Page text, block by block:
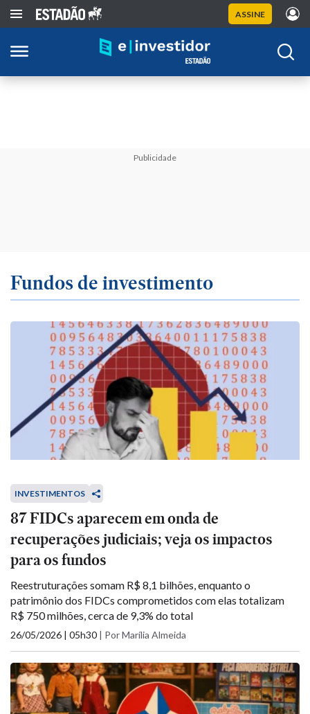
ASSINE
Publicidade
Fundos de investimento
INVESTIMENTOS
87 FIDCs aparecem em onda de
recuperações judiciais; veja os impactos
para os fundos
Reestruturações somam R$ 8,1 bilhões, enquanto o
patrimônio dos FIDCs comprometidos com elas totalizam
R$ 750 milhões, cerca de 9,3% do total
26/05/2026 | 05h30 | Por Marília Almeida